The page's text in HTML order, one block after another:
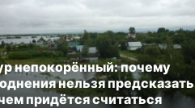
непокорённый: почему
нельзя предсказать
придётся считаться